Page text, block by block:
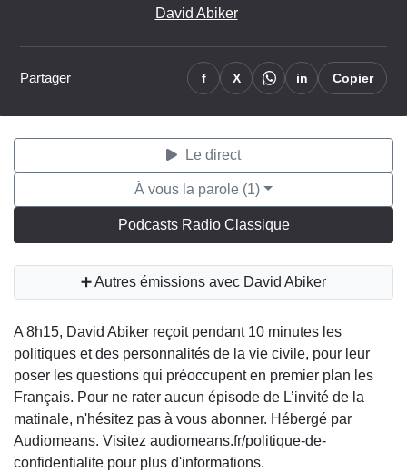
David Abiker
Partager f X in Copier
Le direct
À vous la parole (1)
Podcasts Radio Classique
➕ Autres émissions avec David Abiker
A 8h15, David Abiker reçoit pendant 10 minutes les
politiques et des personnalités de la vie civile, pour leur
poser les questions qui préoccupent en premier plan les
Français. Pour ne rater aucun épisode de L’invité de la
matinale, n'hésitez pas à vous abonner. Hébergé par
Audiomeans. Visitez audiomeans.fr/politique-de-
confidentialite pour plus d'informations.